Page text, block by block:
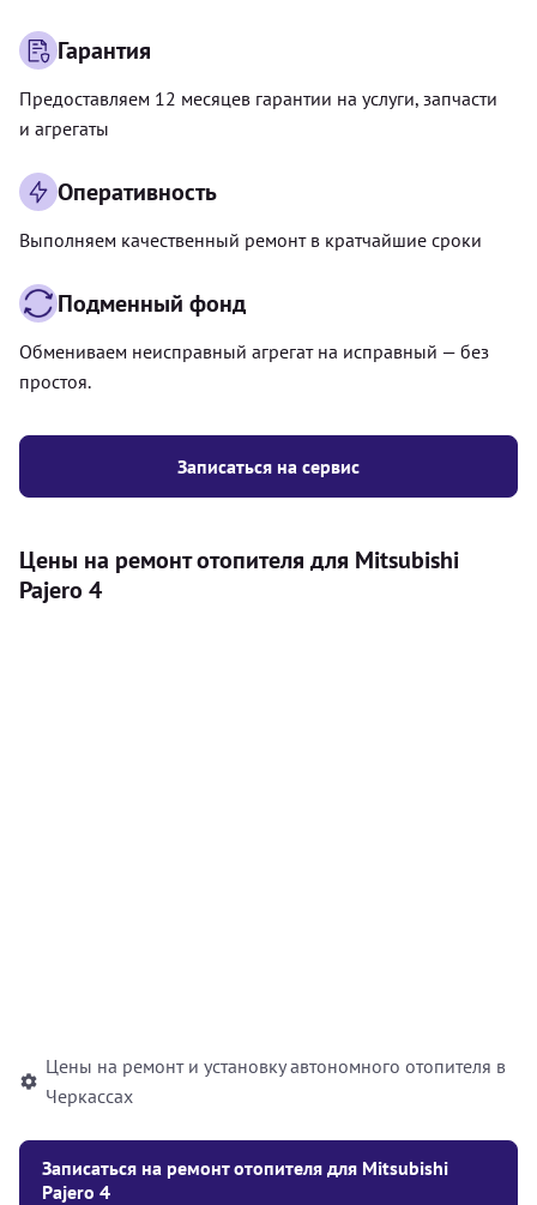
Записаться на сервис
Гарантия
Предоставляем 12 месяцев гарантии на услуги, запчасти
и агрегаты
Оперативность
Выполняем качественный ремонт в кратчайшие сроки
Подменный фонд
Обмениваем неисправный агрегат на исправный — без
простоя.
Цены на ремонт отопителя для Mitsubishi
Pajero 4
Цены на ремонт и установку автономного отопителя в
Черкассах
Записаться на ремонт отопителя для Mitsubishi
Pajero 4